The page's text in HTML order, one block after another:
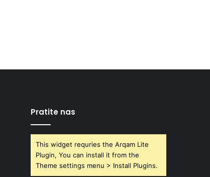
Pratite nas
This widget requries the Arqam Lite
Plugin, You can install it from the
Theme settings menu > Install Plugins.